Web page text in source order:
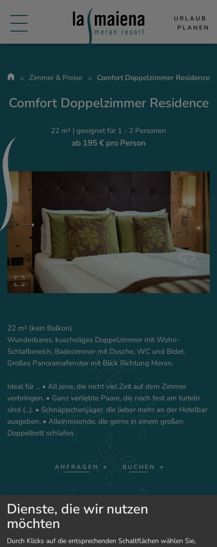
URLAUB
PLANEN
Zimmer & Preise Comfort Doppelzimmer Residence
Comfort Doppelzimmer Residence
22 m² | geeignet für 1 - 2 Personen
ab 195 € pro Person
360°
22 m² (kein Balkon)
Wunderbares, kuscheliges Doppelzimmer mit Wohn-
Schlafbereich, Badezimmer mit Dusche, WC und Bidet.
Großes Panoramafenster mit Blick Richtung Meran.
Ideal für ... • All jene, die nicht viel Zeit auf dem Zimmer
verbringen. • Ganz verliebte Paare, die noch fest am turteln
sind (...). • Schnäppchenjäger, die lieber mehr an der Hotelbar
ausgeben. • Alleinreisende, die gerne in einem großen
Doppelbett schlafen.
ANFRAGEN BUCHEN
Dienste, die wir nutzen
möchten
Durch Klicks auf die entsprechenden Schaltflächen wählen Sie,